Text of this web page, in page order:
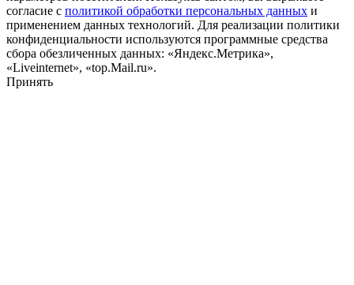
согласие с политикой обработки персональных данных и
применением данных технологий. Для реализации политики
конфиденциальности используются программные средства
сбора обезличенных данных: «Яндекс.Метрика»,
«Liveinternet», «top.Mail.ru».
Принять